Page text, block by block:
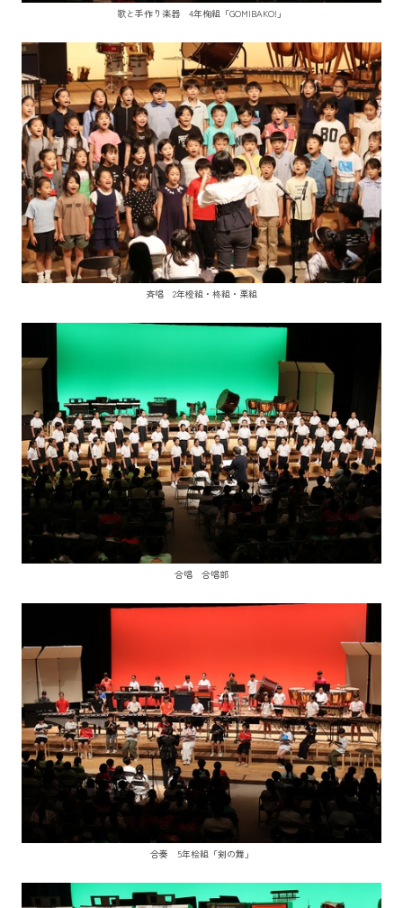
歌と手作り楽器 4年椈組「GOMIBAKO!」
斉唱 2年橙組・柊組・栗組
合唱 合唱部
合奏 5年桧組「剣の舞」